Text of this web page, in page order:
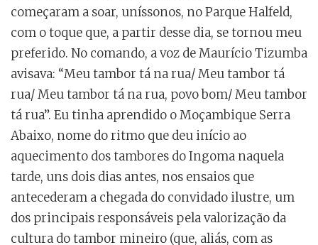
começaram a soar, uníssonos, no Parque Halfeld,
com o toque que, a partir desse dia, se tornou meu
preferido. No comando, a voz de Maurício Tizumba
avisava: “Meu tambor tá na rua/ Meu tambor tá
rua/ Meu tambor tá na rua, povo bom/ Meu tambor
tá rua”. Eu tinha aprendido o Moçambique Serra
Abaixo, nome do ritmo que deu início ao
aquecimento dos tambores do Ingoma naquela
tarde, uns dois dias antes, nos ensaios que
antecederam a chegada do convidado ilustre, um
dos principais responsáveis pela valorização da
cultura do tambor mineiro (que, aliás, com as